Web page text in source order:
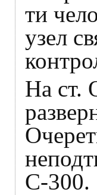
ти
узел
На ст.
С-300.